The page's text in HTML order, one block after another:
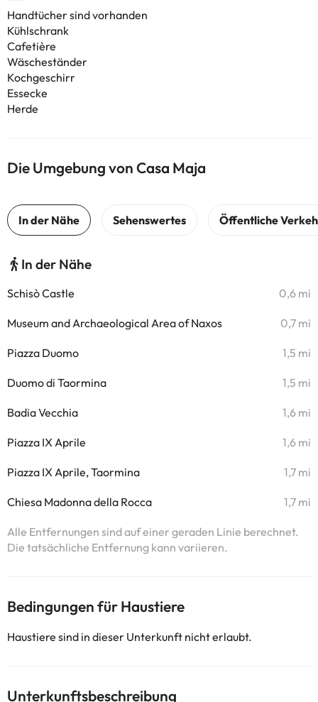
Handtücher sind vorhanden
Kühlschrank
Cafetière
Wäscheständer
Kochgeschirr
Essecke
Herde
Die Umgebung von Casa Maja
In der Nähe
Schisò Castle 0,6 mi
Museum and Archaeological Area of Naxos 0,7 mi
Piazza Duomo 1,5 mi
Duomo di Taormina 1,5 mi
Badia Vecchia 1,6 mi
Piazza IX Aprile 1,6 mi
Piazza IX Aprile, Taormina 1,7 mi
Chiesa Madonna della Rocca 1,7 mi
Alle Entfernungen sind auf einer geraden Linie berechnet.
Die tatsächliche Entfernung kann variieren.
Bedingungen für Haustiere
Haustiere sind in dieser Unterkunft nicht erlaubt.
Unterkunftsbeschreibung